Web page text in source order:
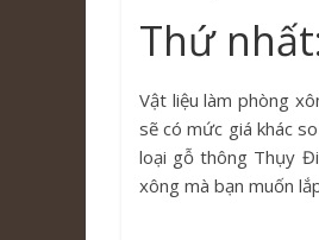
Thứ
Vật liệu làm phòng
sẽ có mức giá khác
loại gỗ thông Thụy
xông mà bạn muốn